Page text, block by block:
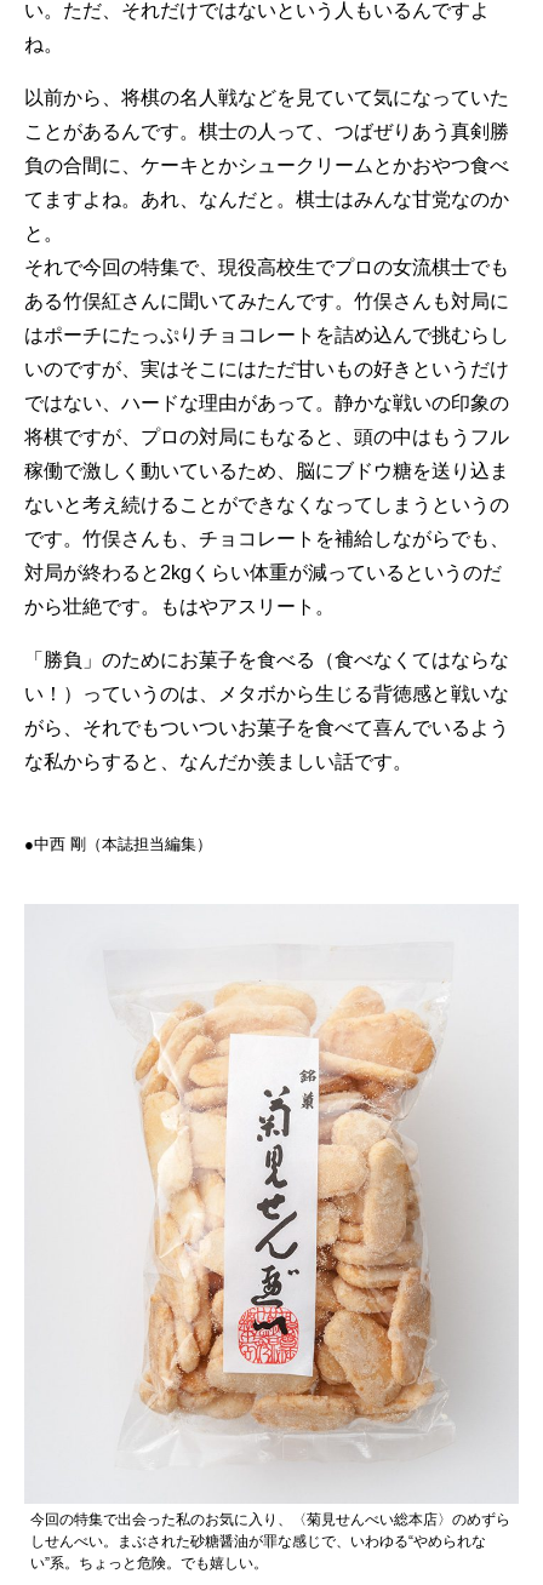
い。ただ、それだけではないという人もいるんですよ
ね。
以前から、将棋の名人戦などを見ていて気になっていた
ことがあるんです。棋士の人って、つばぜりあう真剣勝
負の合間に、ケーキとかシュークリームとかおやつ食べ
てますよね。あれ、なんだと。棋士はみんな甘党なのか
と。
それで今回の特集で、現役高校生でプロの女流棋士でも
ある竹俣紅さんに聞いてみたんです。竹俣さんも対局に
はポーチにたっぷりチョコレートを詰め込んで挑むらし
いのですが、実はそこにはただ甘いもの好きというだけ
ではない、ハードな理由があって。静かな戦いの印象の
将棋ですが、プロの対局にもなると、頭の中はもうフル
稼働で激しく動いているため、脳にブドウ糖を送り込ま
ないと考え続けることができなくなってしまうというの
です。竹俣さんも、チョコレートを補給しながらでも、
対局が終わると2kgくらい体重が減っているというのだ
から壮絶です。もはやアスリート。
「勝負」のためにお菓子を食べる（食べなくてはならな
い！）っていうのは、メタボから生じる背徳感と戦いな
がら、それでもついついお菓子を食べて喜んでいるよう
な私からすると、なんだか羨ましい話です。
●中西 剛（本誌担当編集）
今回の特集で出会った私のお気に入り、〈菊見せんべい総本店〉のめずら
しせんべい。まぶされた砂糖醤油が罪な感じで、いわゆる“やめられな
い”系。ちょっと危険。でも嬉しい。